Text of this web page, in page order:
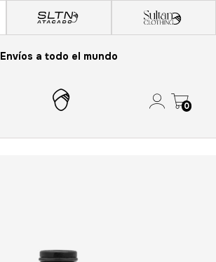
Envíos a todo el mundo
0